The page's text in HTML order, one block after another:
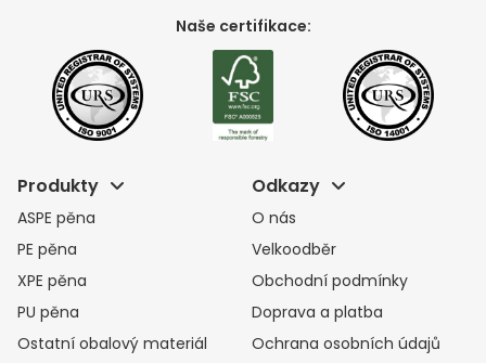
Produkty
ASPE pěna
PE pěna
XPE pěna
PU pěna
Ostatní obalový materiál
Odkazy
O nás
Velkoodběr
Obchodní podmínky
Doprava a platba
Ochrana osobních údajů
Naše certifikace: